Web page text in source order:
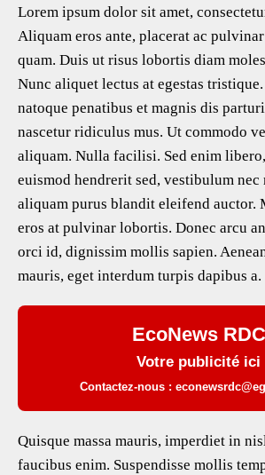
eb
oo
k
tt
er
ai
l
at
s
A
p
p
ar
e
Lorem ipsum dolor sit amet,
Aliquam eros ante, placerat ac
quam. Duis ut risus lobortis diam
Nunc aliquet lectus at egestas
natoque penatibus et magnis dis
nascetur ridiculus mus. Ut commodo
aliquam. Nulla facilisi. Sed enim
euismod hendrerit sed, vestibulum nec
aliquam purus blandit eleifend auctor.
eros at pulvinar lobortis. Donec arcu
orci id, dignissim mollis sapien.
mauris, eget interdum turpis dapibus a.
EcoNews RDC
Votre publicité ici
Contactez-nous :
Quisque massa mauris, imperdiet in
faucibus enim. Suspendisse mollis